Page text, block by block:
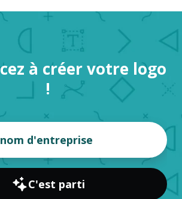
à créer votre logo
!
C'est parti